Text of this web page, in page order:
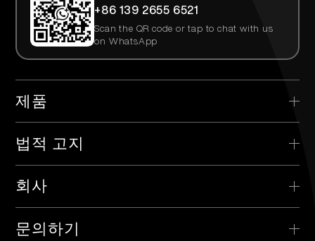
+86 139 2655 6521
Scan the QR code or tap to chat with us
on WhatsApp
제품
> AIRTEK 일회용
> AIRTEK 팟
> TPD란 무엇인가요?
법적 고지
> 개인정보 보호정책
회사
> 유통업체
문의하기